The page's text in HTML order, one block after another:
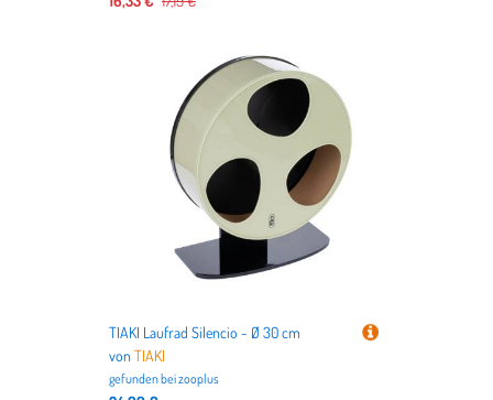
TIAKI Laufrad Silencio - Ø 30 cm
vonTIAKI
gefunden beizooplus